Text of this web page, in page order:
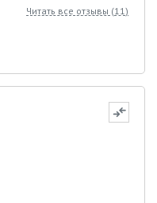
Читать все отзывы (11)